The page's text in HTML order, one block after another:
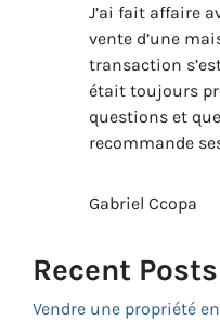
J’ai fait affaire
vente d’une
transaction
était toujours
questions et
recommande
Gabriel Ccopa
Recent Posts
Vendre une propriété